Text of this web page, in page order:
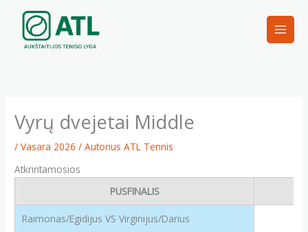
turinio
Vyrų dvejetai Middle
/Vasara 2026 / Autorius ATL Tennis
Atkrintamosios
PUSFINALIS
Raimonas/Egidijus VS Virginijus/Darius